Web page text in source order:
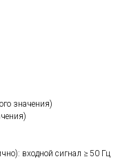
значения)
входной сигнал ≥ 50 Гц